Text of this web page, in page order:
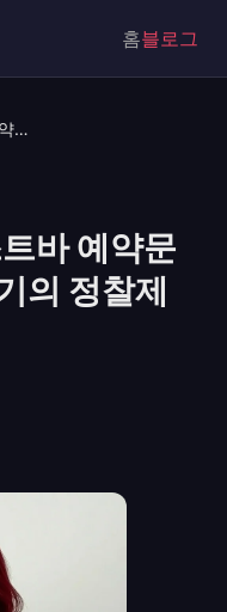
홈블로그
인계동 인계동 호스트바 예약문의｜프리미엄 분위기의 정찰제 호빠 안내
바 예약문
의 정찰제